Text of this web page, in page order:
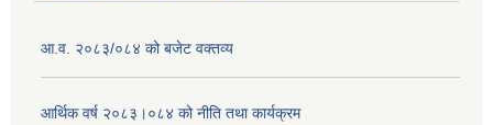
आ.व. २०८३/०८४ को बजेट वक्तव्य
आर्थिक वर्ष २०८३।०८४ को नीति तथा कार्यक्रम